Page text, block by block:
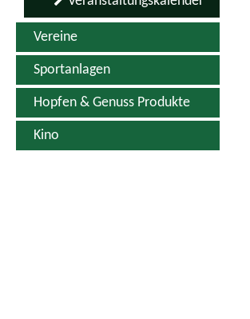
Vereine
Sportanlagen
Hopfen & Genuss Produkte
Kino